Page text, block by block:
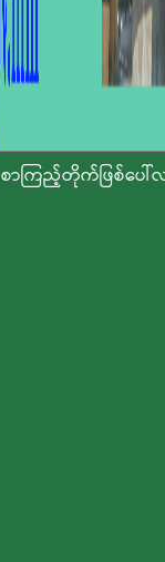
စာကြည့်တိုက်ဖြစ်ပေါ်